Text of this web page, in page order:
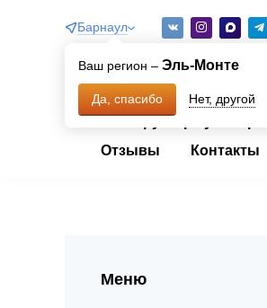
Барнаул
Ваш регион – Эль-Монте
Да, спасибо Нет, другой
Отзывы
Контакты
Меню